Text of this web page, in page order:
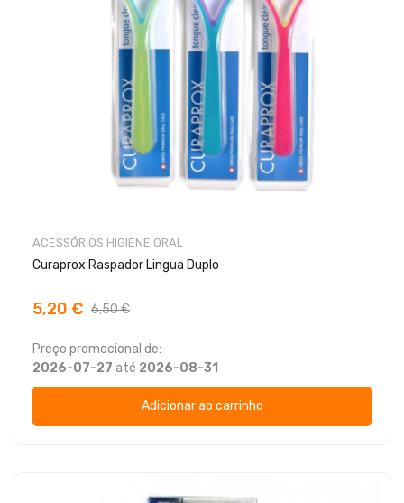
ACESSÓRIOS HIGIENE ORAL
Curaprox Raspador Lingua Duplo
5,20 € 6,50 €
Preço promocional de:
2026-07-27 até 2026-08-31
Adicionar ao carrinho